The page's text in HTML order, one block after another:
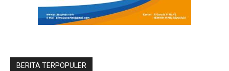
BERITA TERPOPULER